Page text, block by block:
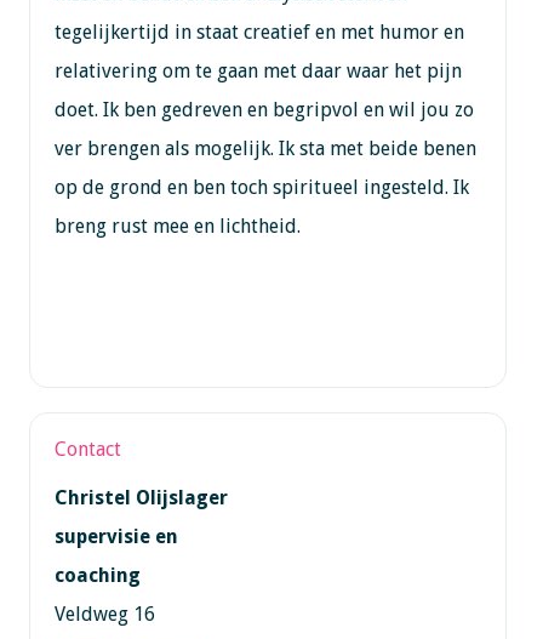
tegelijkertijd in staat creatief en met humor en
relativering om te gaan met daar waar het pijn
doet. Ik ben gedreven en begripvol en wil jou zo
ver brengen als mogelijk. Ik sta met beide benen
op de grond en ben toch spiritueel ingesteld. Ik
breng rust mee en lichtheid.
Contact
Christel Olijslager
supervisie en
coaching
Veldweg 16